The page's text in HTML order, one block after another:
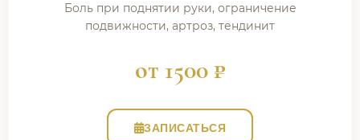
Боль при поднятии руки, ограничение
подвижности, артроз, тендинит
от 1500 ₽
ЗАПИСАТЬСЯ